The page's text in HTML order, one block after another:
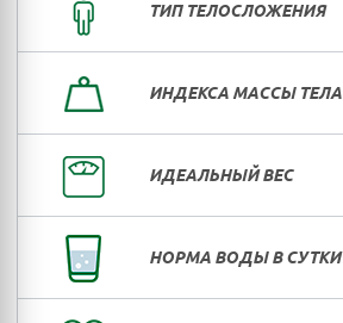
ТИП ТЕЛОСЛОЖЕНИЯ
ИНДЕКСА МАССЫ ТЕЛА
ИДЕАЛЬНЫЙ ВЕС
НОРМА ВОДЫ В СУТКИ